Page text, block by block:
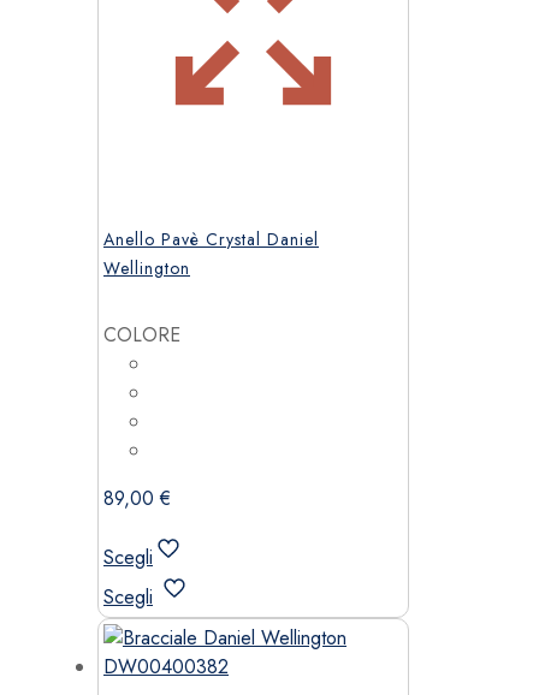
Anello Pavè Crystal Daniel
Wellington
COLORE
89,00€
Scegli
Scegli Questo
prodotto
ha
più